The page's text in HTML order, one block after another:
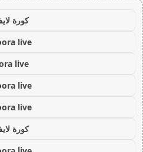
كورة
live
live
live
live
كورة